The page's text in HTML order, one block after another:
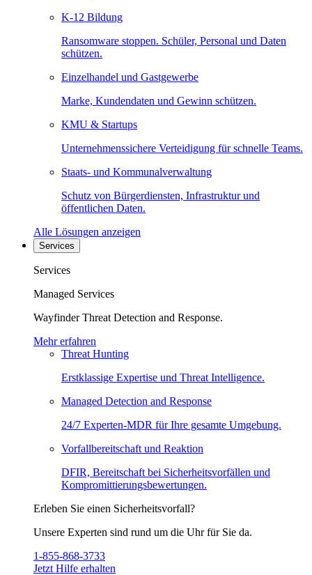
K-12 Bildung
Ransomware stoppen. Schüler, Personal und Daten
schützen.
Einzelhandel und Gastgewerbe
Marke, Kundendaten und Gewinn schützen.
KMU & Startups
Unternehmenssichere Verteidigung für schnelle Teams.
Staats- und Kommunalverwaltung
Schutz von Bürgerdiensten, Infrastruktur und
öffentlichen Daten.
Alle Lösungen anzeigen
Services
Services
Managed Services
Wayfinder Threat Detection and Response.
Mehr erfahren
Threat Hunting
Erstklassige Expertise und Threat Intelligence.
Managed Detection and Response
24/7 Experten-MDR für Ihre gesamte Umgebung.
Vorfallbereitschaft und Reaktion
DFIR, Bereitschaft bei Sicherheitsvorfällen und
Kompromittierungsbewertungen.
Erleben Sie einen Sicherheitsvorfall?
Unsere Experten sind rund um die Uhr für Sie da.
1-855-868-3733
Jetzt Hilfe erhalten